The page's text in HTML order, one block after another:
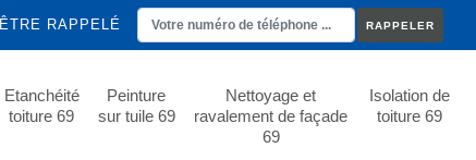
ÊTRE RAPPELÉ
Etanchéité
toiture 69
Peinture
sur tuile 69
Nettoyage et
ravalement de façade
69
Isolation de
toiture 69